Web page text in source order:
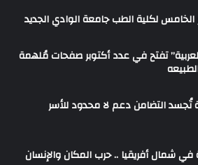
الخامس لكلية الطب جامعة الوادي الجديد
تفتح في عدد أكتوبر صفحات مُلهمة
تُجسد التضامن دعم لا محدود للأسر
في شمال أفريقيا .. حرب المكان والإنسان